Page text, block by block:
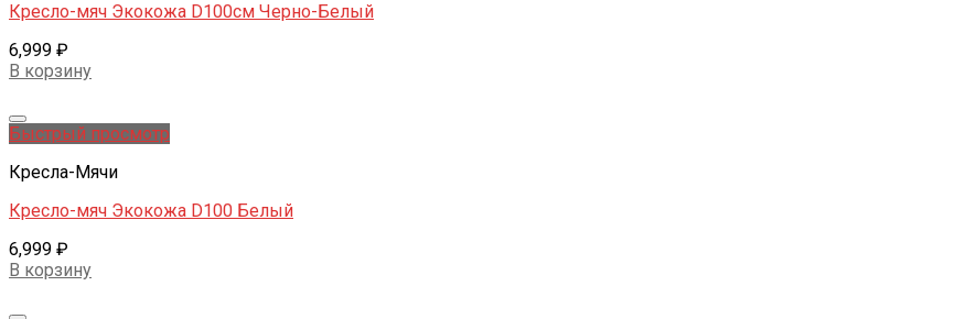
Кресло-мяч Экокожа D100см Черно-Белый
6,999 ₽
В корзину
Быстрый просмотр
Кресла-Мячи
Кресло-мяч Экокожа D100 Белый
6,999 ₽
В корзину